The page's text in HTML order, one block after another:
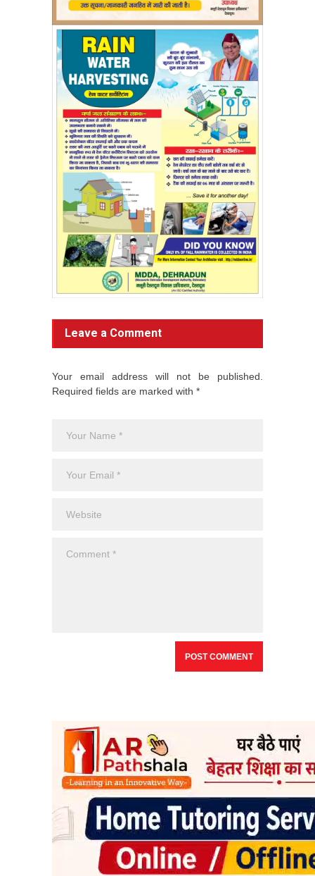
Leave a Comment
Your email address will not be published.
Required fields are marked with *